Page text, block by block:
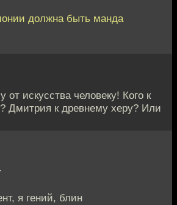
должна быть манда
от искусства человеку! Кого к
Дмитрия к древнему херу? Или
я гений, блин